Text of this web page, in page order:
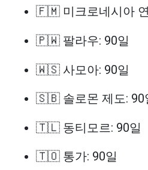
🇫🇲 미크로네시아
🇵🇼 팔라우: 90일
🇼🇸 사모아: 90일
🇸🇧 솔로몬 제도: 90
🇹🇱 동티모르: 90일
🇹🇴 통가: 90일